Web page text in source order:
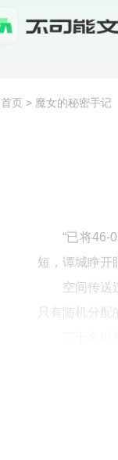
首页 > 魔女的秘密手记
“已将46-
短，谭城睁开
空间传送
只有随机分配